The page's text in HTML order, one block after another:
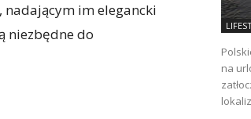
im elegancki
niezbędne do
na